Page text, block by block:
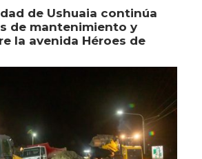
de Ushuaia continúa
de mantenimiento y
la avenida Héroes de